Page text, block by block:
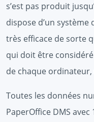
s’est pas produit
dispose d’un
très efficace de sorte
qui doit être
de chaque
Toutes les données
PaperOffice DMS